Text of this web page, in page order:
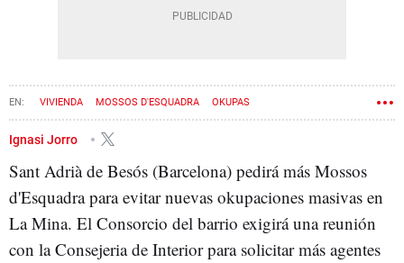
VIVIENDA MOSSOS D'ESQUADRA OKUPAS
CONSEJERÍA DE INTERIOR
LA MINA
Ignasi Jorro
Sant Adrià de Besós (Barcelona) pedirá más Mossos
d'Esquadra para evitar nuevas okupaciones masivas en
La Mina. El Consorcio del barrio exigirá una reunión
con la Consejeria de Interior para solicitar más agentes